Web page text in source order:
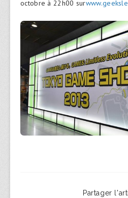
octobre à 22h00 sur
Partager